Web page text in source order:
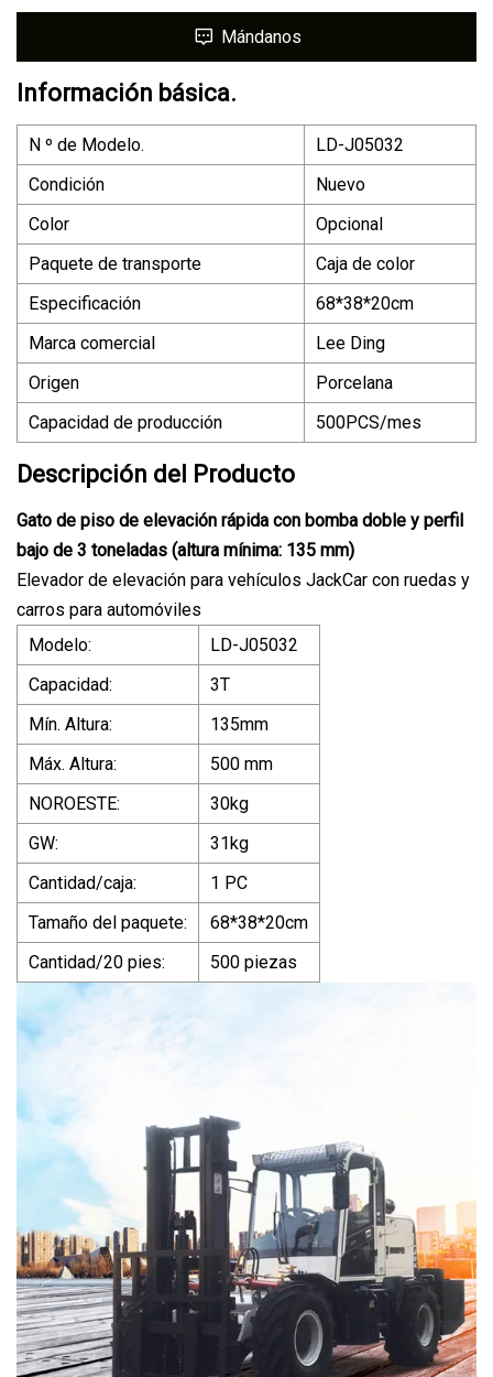
Mándanos
Información básica.
N º de Modelo.
LD-J05032
Condición
Nuevo
Color
Opcional
Paquete de transporte
Caja de color
Especificación
68*38*20cm
Marca comercial
Lee Ding
Origen
Porcelana
Capacidad de producción
500PCS/mes
Descripción del Producto
Gato de piso de elevación rápida con bomba doble y perfil
bajo de 3 toneladas (altura mínima: 135 mm)
Elevador de elevación para vehículos JackCar con ruedas y
carros para automóviles
Modelo:
LD-J05032
Capacidad:
3T
Mín. Altura:
135mm
Máx. Altura:
500 mm
NOROESTE:
30kg
GW:
31kg
Cantidad/caja:
1 PC
Tamaño del paquete:
68*38*20cm
Cantidad/20 pies:
500 piezas